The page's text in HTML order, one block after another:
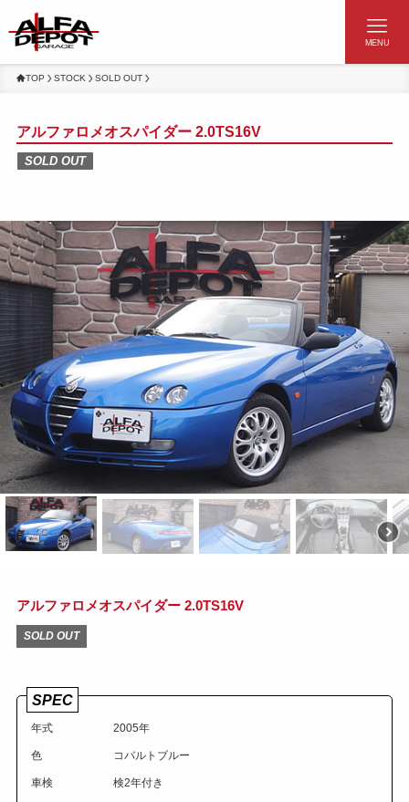
MENU
TOP STOCK SOLD OUT
アルファロメオスパイダー 2.0TS16V
SOLD OUT
アルファロメオスパイダー 2.0TS16V
SOLD OUT
SPEC
年式 2005年
色 コバルトブルー
車検 検2年付き